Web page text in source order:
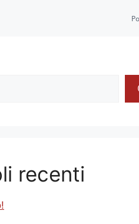
recenti